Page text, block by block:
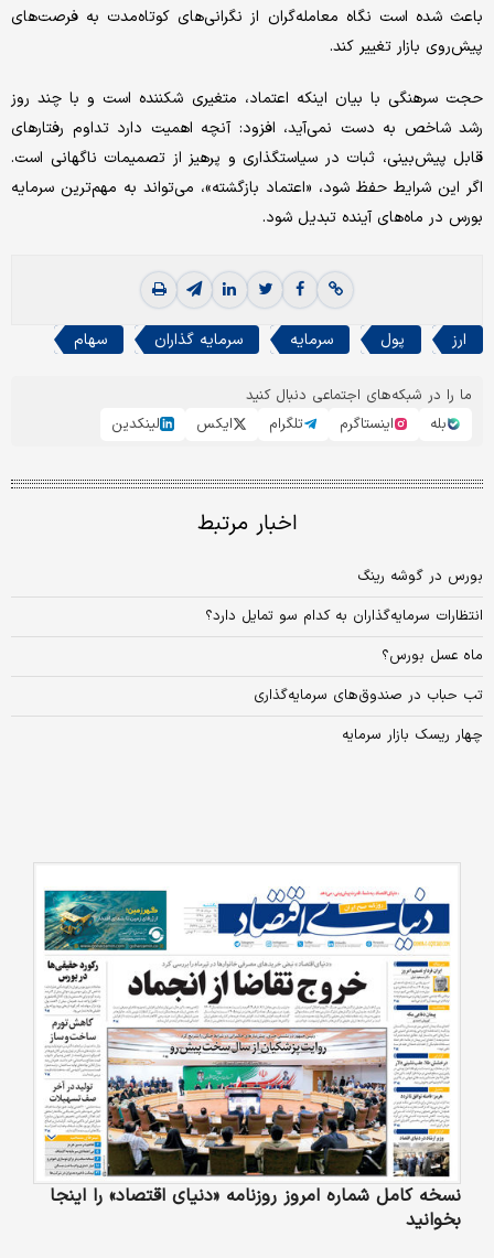
باعث شده است نگاه معامله‌گران از نگرانی‌های کوتاه‌مدت به فرصت‌های
پیش‌روی بازار تغییر کند.
حجت سرهنگی با بیان اینکه اعتماد، متغیری شکننده است و با چند روز
رشد شاخص به دست نمی‌آید، افزود: آنچه اهمیت دارد تداوم رفتارهای
قابل پیش‌بینی، ثبات در سیاستگذاری و پرهیز از تصمیمات ناگهانی است.
اگر این شرایط حفظ شود، «اعتماد بازگشته»، می‌تواند به مهم‌ترین سرمایه
بورس در ماه‌های آینده تبدیل شود.
ارز پول سرمایه سرمایه گذاران سهام
ما را در شبکه‌های اجتماعی دنبال کنید
بله
اینستاگرم تلگرام ایکس لینکدین
اخبار مرتبط
بورس در گوشه رینگ
انتظارات سرمایه‌گذاران به کدام سو تمایل دارد؟
ماه عسل بورس؟
تب حباب در صندوق‌های سرمایه‌گذاری
چهار ریسک بازار سرمایه
نسخه کامل شماره امروز روزنامه «دنیای‌ اقتصاد» را اینجا
بخوانید